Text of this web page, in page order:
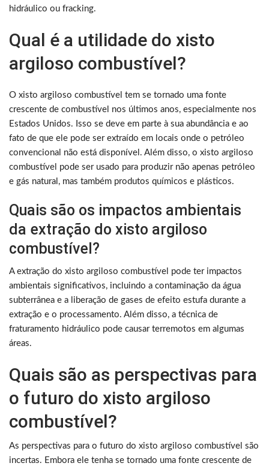
hidráulico ou fracking.
Qual é a utilidade do xisto
argiloso combustível?
O xisto argiloso combustível tem se tornado uma fonte
crescente de combustível nos últimos anos, especialmente nos
Estados Unidos. Isso se deve em parte à sua abundância e ao
fato de que ele pode ser extraído em locais onde o petróleo
convencional não está disponível. Além disso, o xisto argiloso
combustível pode ser usado para produzir não apenas petróleo
e gás natural, mas também produtos químicos e plásticos.
Quais são os impactos ambientais
da extração do xisto argiloso
combustível?
A extração do xisto argiloso combustível pode ter impactos
ambientais significativos, incluindo a contaminação da água
subterrânea e a liberação de gases de efeito estufa durante a
extração e o processamento. Além disso, a técnica de
fraturamento hidráulico pode causar terremotos em algumas
áreas.
Quais são as perspectivas para
o futuro do xisto argiloso
combustível?
As perspectivas para o futuro do xisto argiloso combustível são
incertas. Embora ele tenha se tornado uma fonte crescente de